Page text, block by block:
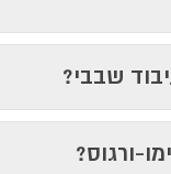
שבבי?
ורגוס?